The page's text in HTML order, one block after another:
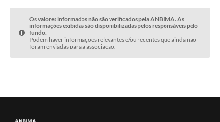
Os valores informados não são verificados pela ANBIMA. As
informações exibidas são disponibilizadas pelos responsáveis pelo
fundo.
Podem haver informações relevantes e/ou recentes que ainda não
foram enviadas para a associação.